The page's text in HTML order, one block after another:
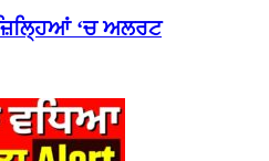
ਜ਼ਿਲ੍ਹਿਆਂ ‘ਚ ਅਲਰਟ